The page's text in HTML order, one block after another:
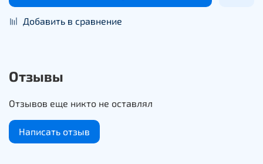
Добавить в сравнение
Отзывы
Отзывов еще никто не оставлял
Написать отзыв